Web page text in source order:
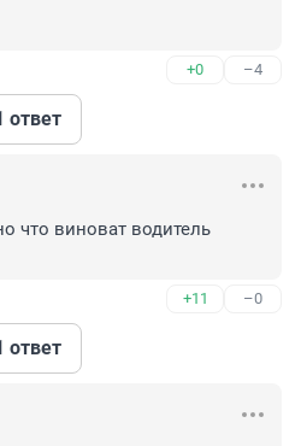
+0 –4
ответ
что виноват водитель
+11 –0
ответ